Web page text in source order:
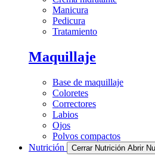
Manicura
Pedicura
Tratamiento
Maquillaje
Base de maquillaje
Coloretes
Correctores
Labios
Ojos
Polvos compactos
Nutrición
Cerrar Nutrición Abrir